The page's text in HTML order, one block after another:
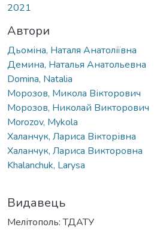
2021
Автори
Дьоміна, Наталя Анатоліївна
Демина, Наталья Анатольевна
Domina, Natalia
Морозов, Микола Вікторович
Морозов, Николай Викторович
Morozov, Mykola
Халанчук, Лариса Вікторівна
Халанчук, Лариса Викторовна
Khalanchuk, Larysa
Видавець
Мелітополь: ТДАТУ